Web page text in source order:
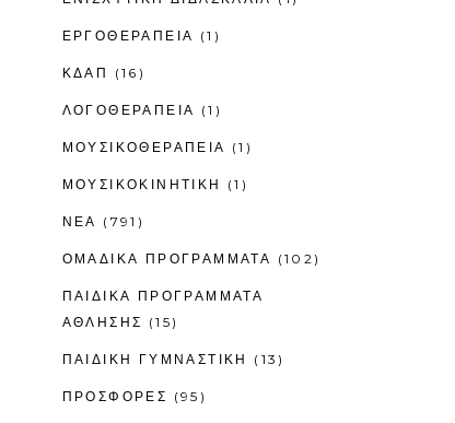
ΕΡΓΟΘΕΡΑΠΕΊΑ (1)
ΚΔΑΠ (16)
ΛΟΓΟΘΕΡΑΠΕΊΑ (1)
ΜΟΥΣΙΚΟΘΕΡΑΠΕΊΑ (1)
ΜΟΥΣΙΚΟΚΙΝΗΤΙΚΉ (1)
ΝΕΑ (791)
ΟΜΑΔΙΚΑ ΠΡΟΓΡΑΜΜΑΤΑ (102)
ΠΑΙΔΙΚΆ ΠΡΟΓΡΆΜΜΑΤΑ
ΆΘΛΗΣΗΣ (15)
ΠΑΙΔΙΚΉ ΓΥΜΝΑΣΤΙΚΉ (13)
ΠΡΟΣΦΟΡΕΣ (95)